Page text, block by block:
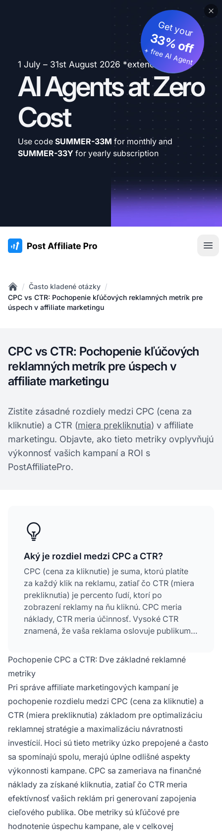
1 July – 31st August 2026 *extended
AI Agents at Zero
Cost
Get your
33% off
+ free AI Agent
Use code SUMMER-33M for monthly and
SUMMER-33Y for yearly subscription
:site.title
Home
/ Často kladené otázky /
CPC vs CTR: Pochopenie kľúčových reklamných metrík pre
úspech v affiliate marketingu
CPC vs CTR: Pochopenie kľúčových
reklamných metrík pre úspech v
affiliate marketingu
Zistite zásadné rozdiely medzi CPC (cena za
kliknutie) a CTR (miera prekliknutia) v affiliate
marketingu. Objavte, ako tieto metriky ovplyvňujú
výkonnosť vašich kampaní a ROI s
PostAffiliatePro.
Aký je rozdiel medzi CPC a CTR?
CPC (cena za kliknutie) je suma, ktorú platíte
za každý klik na reklamu, zatiaľ čo CTR (miera
prekliknutia) je percento ľudí, ktorí po
zobrazení reklamy na ňu kliknú. CPC meria
náklady, CTR meria účinnosť. Vysoké CTR
znamená, že vaša reklama oslovuje publikum,
kliky za nižšiu cenu.
Pochopenie CPC a CTR: Dve základné reklamné
metriky
Pri správe affiliate marketingových kampaní je
pochopenie rozdielu medzi CPC (cena za kliknutie) a
CTR (miera prekliknutia) základom pre optimalizáciu
reklamnej stratégie a maximalizáciu návratnosti
investícií. Hoci sú tieto metriky úzko prepojené a často
sa spomínajú spolu, merajú úplne odlišné aspekty
výkonnosti kampane. CPC sa zameriava na finančné
náklady za získané kliknutia, zatiaľ čo CTR meria
efektívnosť vašich reklám pri generovaní zapojenia
cieľového publika. Obe metriky sú kľúčové pre
hodnotenie úspechu kampane, ale v celkovej